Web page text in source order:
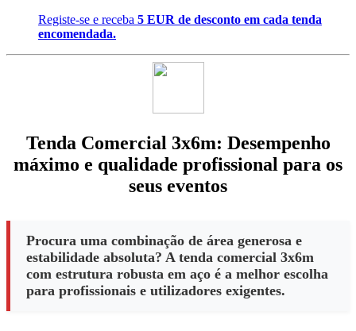
Registe-se e receba 5 EUR de desconto em cada tenda
encomendada.
Tenda Comercial 3x6m: Desempenho
máximo e qualidade profissional para os
seus eventos
Procura uma combinação de área generosa e
estabilidade absoluta? A tenda comercial 3x6m
com estrutura robusta em aço é a melhor escolha
para profissionais e utilizadores exigentes.